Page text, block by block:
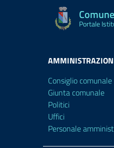
Portale
Consiglio comunale
Giunta comunale
Politici
Uffici
Personale